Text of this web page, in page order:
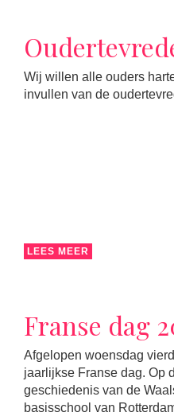
Wij willen alle ouders
invullen van de
LEES MEER
Franse dag
Afgelopen woensdag
jaarlijkse Franse dag. Op
geschiedenis van de
basisschool van